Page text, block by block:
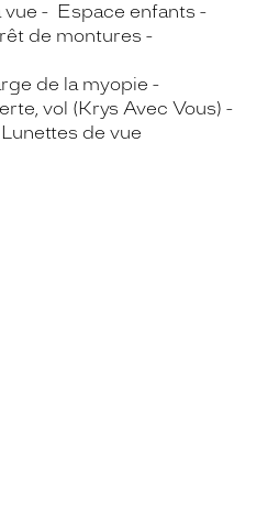
vue
Espace enfants
de montures
de la myopie
vol (Krys Avec Vous)
Lunettes de vue